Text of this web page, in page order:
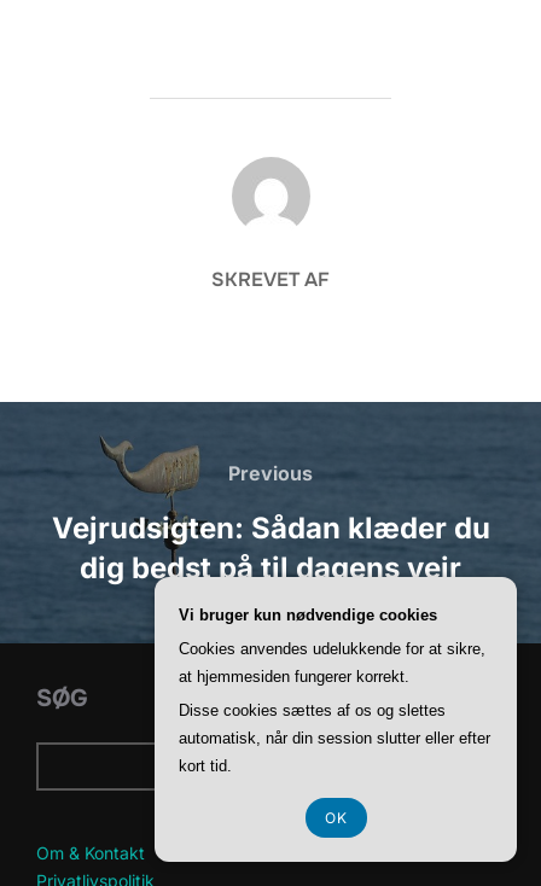
FORFATTER
SKREVET AF
Indlægsnavigation
Previous
Previous
Vejrudsigten: Sådan klæder du
dig bedst på til dagens vejr
SØG
Om & Kontakt
Privatlivspolitik
Vi bruger kun nødvendige cookies
Cookies anvendes udelukkende for at sikre,
at hjemmesiden fungerer korrekt.
Disse cookies sættes af os og slettes
automatisk, når din session slutter eller efter
kort tid.
OK